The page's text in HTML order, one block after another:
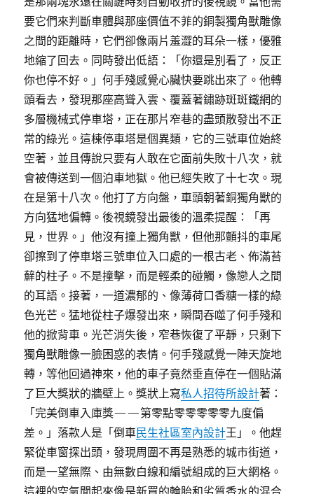
要它們來判斷車體與那座價值不菲的銅製獨角獸雕像
之間的距離時，它們卻像兩片羞澀的耳朵一樣，優雅
地縮了回去。同時發出低語：「你還是別看了，反正
你也停不好。」何手殘感覺心臟快要跳出來了。他轉
頭看去，發現那座高聳入雲、覆蓋著鏽跡斑斑鐵網的
多層機械式停車塔，正在那片窄巷的盡頭散發出不正
常的綠光。這棟停車塔是個異類，它的三號車位始終
空著，並且傳說只要有人敢在它面前失敗十八次，就
會被傳送到一個泊車地獄。他已經失敗了十七次。現
在是第十八次。他打了方向盤，車頭朝著銅獨角獸的
方向猛地偏轉。後視鏡發出最後的溫柔提醒：「再
見，世界。」他沒有撞上獨角獸，但他那顫抖的車尾
卻擦到了停車塔三號車位入口處的一根古老、佈滿苔
蘚的柱子。不是撞擊，而是輕柔的碰觸，像戀人之間
的耳語。接著，一道濃郁的、像薄荷口香糖一樣的綠
色光芒。猛地從柱子爆發出來，瞬間吞噬了何手殘和
他的掀背車。光芒消失後，窄巷恢復了平靜，只剩下
獨角獸雕像一臉困惑的表情。何手殘感覺一陣天旋地
轉，等他回過神來，他的車子竟然垂直停在一個貼滿
了巨大獎狀的牆壁上。獎狀上寫私人招待所設計著：
「完美倒車入庫獎——第零點零零零零零九度偏
差。」落款人是「倒車民生社區室內設計王」。他趕
緊從車窗探出頭，發現周圍不再是熟悉的城市街道，
而是一望無際、由無數白線和編號組成的巨大網格。
這裡的空氣聞起來像是新買的輪胎和劣質香水的混合